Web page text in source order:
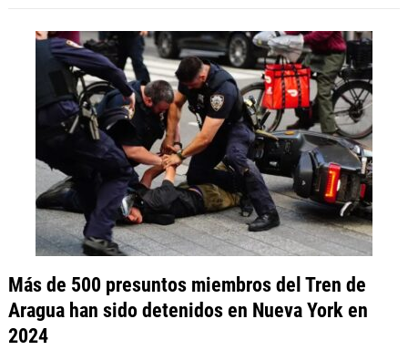
Más de 500 presuntos miembros del Tren de
Aragua han sido detenidos en Nueva York en
2024